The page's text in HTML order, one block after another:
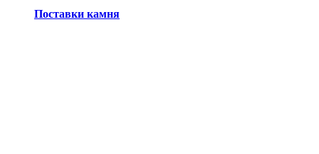
Поставки камня